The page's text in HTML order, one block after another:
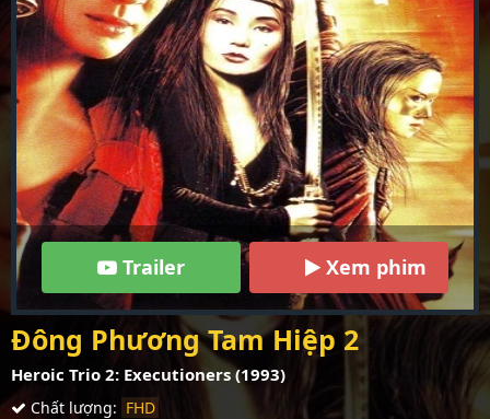
Trailer Xem phim
Đông Phương Tam Hiệp 2
Heroic Trio 2: Executioners (1993)
Chất lượng: FHD